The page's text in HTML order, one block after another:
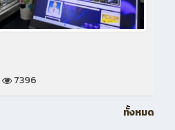
7396
ทั้งหมด